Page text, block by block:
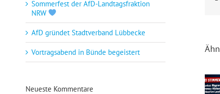
Sommerfest der AfD-Landtagsfraktion
NRW
AfD gründet Stadtverband Lübbecke
Vortragsabend in Bünde begeistert
Neueste Kommentare